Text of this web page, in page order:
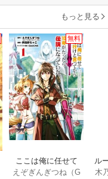
もっと見る
無料
ここは俺に任せて
先に行けと言って
えぞぎんぎつね（G
ル
令
木